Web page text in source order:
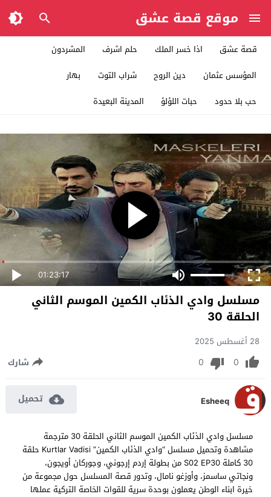
موقع قصة عشق
قصة عشق اذا خسر الملك حلم اشرف
المشردون
المؤسس عثمان
دين الروح شراب التوت
بهار
حب بلا حدود
حبات اللؤلؤ المدينة البعيدة
01:23:17
مسلسل وادي الذئاب الكمين الموسم الثاني
الحلقة 30
28 أغسطس 2025
0
0 شارك
Esheeq تحميل
مسلسل وادي الذئاب الكمين الموسم الثاني الحلقة 30 مترجمة
مشاهدة وتحميل مسلسل “وادي الذئاب الكمين” Kurtlar Vadisi حلقة
30 كاملة S02 EP30 من بطولة إردم إرجوني، وجوركان أويجون،
ونجاتي ساسمز، وأوزغو نامال، وتدور قصة المسلسل حول مجموعة من
خيرة ابناء الوطن يعملون بوحدة سرية للقوات الخاصة التركية عملها